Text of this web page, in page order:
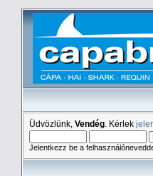
Üdvözlünk, Vendég . Kérlek
Jelentkezz be a